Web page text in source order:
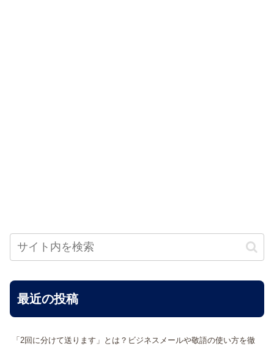
最近の投稿
「2回に分けて送ります」とは？ビジネスメールや敬語の使い方を徹